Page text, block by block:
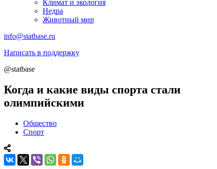
Климат и экология
Недра
Животный мир
info@statbase.ru
Написать в поддержку
@statbase
Когда и какие виды спорта стали
олимпийскими
Общество
Спорт